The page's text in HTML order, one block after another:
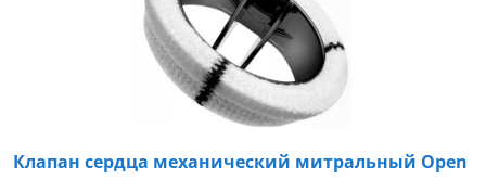
Клапан сердца механический митральный Open